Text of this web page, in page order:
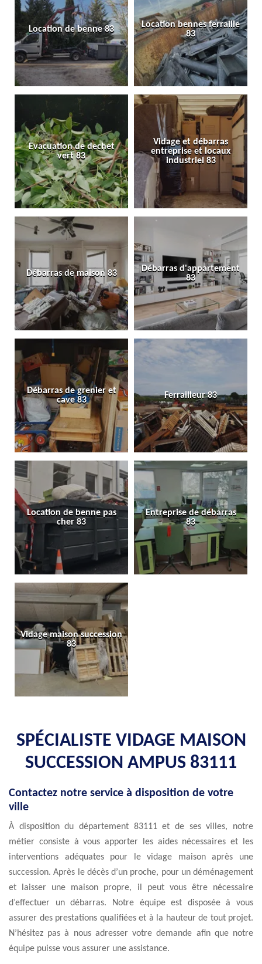
Location de benne 83
Location bennes ferraille
83
Evacuation de dechet
vert 83
Vidage et débarras
entreprise et locaux
industriel 83
Débarras de maison 83
Débarras d'appartement
83
Débarras de grenier et
cave 83
Ferrailleur 83
Location de benne pas
cher 83
Entreprise de débarras
83
Vidage maison succession
83
SPÉCIALISTE VIDAGE MAISON
SUCCESSION AMPUS 83111
Contactez notre service à disposition de votre
ville
À disposition du département 83111 et de ses villes, notre
métier consiste à vous apporter les aides nécessaires et les
interventions adéquates pour le vidage maison après une
succession. Après le décès d’un proche, pour un déménagement
et laisser une maison propre, il peut vous être nécessaire
d’effectuer un débarras. Notre équipe est disposée à vous
assurer des prestations qualifiées et à la hauteur de tout projet.
N’hésitez pas à nous adresser votre demande afin que notre
équipe puisse vous assurer une assistance.